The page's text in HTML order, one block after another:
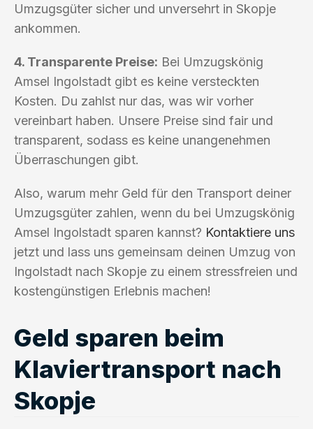
Umzugsgüter sicher und unversehrt in Skopje
ankommen.
4. Transparente Preise: Bei Umzugskönig
Amsel Ingolstadt gibt es keine versteckten
Kosten. Du zahlst nur das, was wir vorher
vereinbart haben. Unsere Preise sind fair und
transparent, sodass es keine unangenehmen
Überraschungen gibt.
Also, warum mehr Geld für den Transport deiner
Umzugsgüter zahlen, wenn du bei Umzugskönig
Amsel Ingolstadt sparen kannst? Kontaktiere uns
jetzt und lass uns gemeinsam deinen Umzug von
Ingolstadt nach Skopje zu einem stressfreien und
kostengünstigen Erlebnis machen!
Geld sparen beim
Klaviertransport nach
Skopje